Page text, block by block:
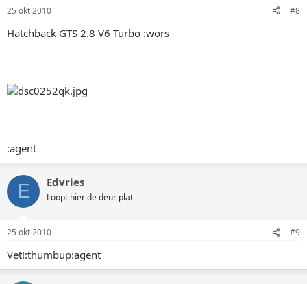
25 okt 2010 #8
Hatchback GTS 2.8 V6 Turbo :wors
:agent
E Edvries
Loopt hier de deur plat
25 okt 2010 #9
Vet!:thumbup:agent